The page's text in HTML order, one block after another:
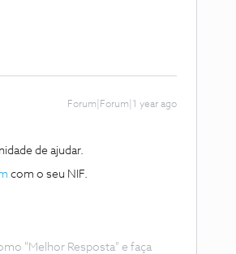
Forum|Forum|1 year ago
de ajudar.
com o seu NIF.
"Melhor Resposta" e faça